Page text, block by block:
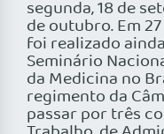
segunda, 18 de
de outubro. Em
foi realizado
Seminário
da Medicina no
regimento da
passar por três